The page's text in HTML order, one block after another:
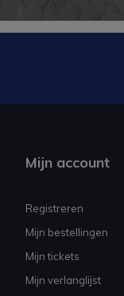
Mijn account
Registreren
Mijn bestellingen
Mijn tickets
Mijn verlanglijst